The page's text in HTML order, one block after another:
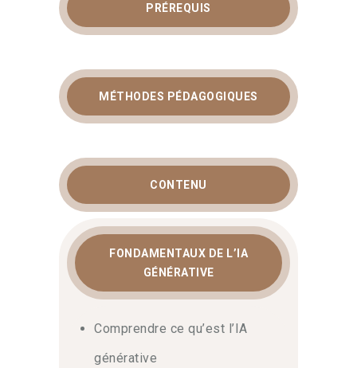
PRÉREQUIS
MÉTHODES PÉDAGOGIQUES
CONTENU
FONDAMENTAUX DE L’IA
GÉNÉRATIVE
Comprendre ce qu’est l’IA
générative